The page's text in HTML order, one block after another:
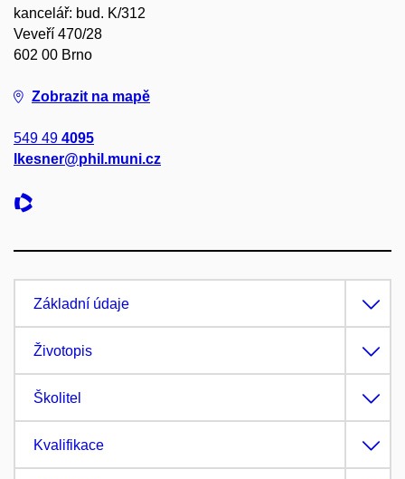
kancelář: bud. K/312
Veveří 470/28
602 00 Brno
Zobrazit na mapě
549 49 4095
lkesner@phil.muni.cz
Základní údaje
Životopis
Školitel
Kvalifikace